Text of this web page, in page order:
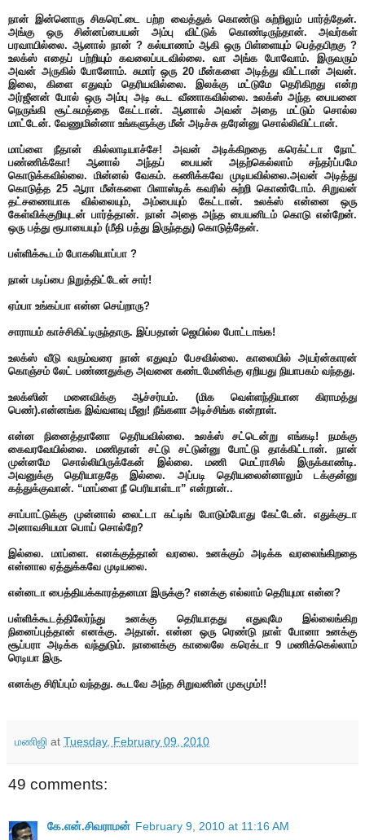
நான் இன்னொரு சிகரெட்டை பற்ற வைத்துக் கொண்டு சுற்றிலும் பார்த்தேன்.
அங்கு ஒரு சின்னப்பையன் அம்பு விட்டுக் கொண்டிருந்தான். அவர்கள்
பரவாயில்லை. ஆனால் நான் ? கல்யாணம் ஆகி ஒரு பிள்ளையும் பெத்தபிறகு ?
உலக்ஸ் எதைப் பற்றியும் கவலைப்படவில்லை. வா அங்க போவோம். இருவரும்
அவன் அருகில் போனோம். சுமார் ஒரு 20 மீன்களை அடித்து விட்டான் அவன்.
இலை, கிளை எதுவும் தெரியவில்லை. இலக்கு மட்டுமே தெரிகிறது என்ற
அர்ஜீனன் போல் ஒரு அம்பு அடி கூட வீணாகவில்லை. உலக்ஸ் அந்த பையனை
நெருங்கி சூட்சுமத்தை கேட்டான். ஆனால் அவன் அதை மட்டும் சொல்ல
மாட்டேன். வேணுமின்னா உங்களுக்கு மீன் அடிச்சு தரேன்னு சொல்லிவிட்டான்.
மாப்ளை நீதான் கில்லாடியாச்சே! அவன் அடிக்கிறதை கரெக்ட்டா நோட்
பண்ணிக்கோ! ஆனால் அந்தப் பையன் அதற்கெல்லாம் சந்தர்ப்பமே
கொடுக்கவில்லை. மின்னல் வேகம். கணிக்கவே முடியவில்லை.அவன் அடித்து
கொடுத்த 25 ஆரா மீன்களை பிளாஸ்டிக் கவரில் சுற்றி கொண்டோம். சிறுவன்
தட்சணையாக வில்லையும், அம்பையும் கேட்டான். உலக்ஸ் என்னை ஒரு
கேள்விக்குறியுடன் பார்த்தான். நான் அதை அந்த பையனிடம் கொடு என்றேன்.
ஒரு பத்து ரூபாயையும் (மீதி பத்து இருந்தது) கொடுத்தேன்.
பள்ளிக்கூடம் போகலியாப்பா ?
நான் படிப்பை நிறுத்திட்டேன் சார்!
ஏம்பா உங்கப்பா என்ன செய்றாரு?
சாராயம் காச்சிகிட்டிருந்தாரு. இப்பதான் ஜெயில்ல போட்டாங்க!
உலக்ஸ் வீடு வரும்வரை நான் எதுவும் பேசவில்லை. காலையில் அயர்ன்காரன்
கொஞ்சம் லேட் பண்ணதுக்கு அவனை கண்டமேனிக்கு ஏறியது நியாபகம் வந்தது.
உலக்ஸின் மனைவிக்கு ஆச்சர்யம். (மிக வெள்ளந்தியான கிராமத்து
பெண்).என்னங்க இவ்வளவு மீனு! நீங்களா அடிச்சிங்க என்றாள்.
என்ன நினைத்தானோ தெரியவில்லை. உலக்ஸ் சட்டென்று எங்கடி! நமக்கு
கைவரவேயில்லை. மணிதான் சட்டு சட்டுன்னு போட்டு தாக்கிட்டான். நான்
முன்னமே சொல்லியிருக்கேன் இல்லை. மணி மெட்ராசில் இருக்காண்டி.
அவனுக்கு தெரியாததே இல்லை. அப்படி தெரியலைன்னாலும் டக்குன்னு
கத்துக்குவான். “மாப்ளை நீ பெரியாள்டா” என்றான்..
சாப்பாட்டுக்கு முன்னால் லைட்டா கட்டிங் போடும்போது கேட்டேன். எதுக்குடா
அனாவசியமா பொய் சொல்றே?
இல்லை. மாப்ளை. எனக்குத்தான் வரலை. உனக்கும் அடிக்க வரலைங்கிறதை
என்னால ஏத்துக்கவே முடியலை.
என்னடா பைத்தியக்காரத்தனமா இருக்கு? எனக்கு எல்லாம் தெரியுமா என்ன?
பள்ளிக்கூடத்திலேர்ந்து உனக்கு தெரியாதது எதுவுமே இல்லைங்கிற
நினைப்புத்தான் எனக்கு. அதான். என்ன ஒரு ரெண்டு நாள் போனா உனக்கு
சூப்பரா அடிக்க வந்துடும். நாளைக்கு காலைலே கரெக்டா 9 மணிக்கெல்லாம்
ரெடியா இரு.
எனக்கு சிரிப்பும் வந்தது. கூடவே அந்த சிறுவனின் முகமும்!!
மணிஜி at Tuesday, February 09, 2010
49 comments:
கே.என்.சிவராமன் February 9, 2010 at 11:16 AM